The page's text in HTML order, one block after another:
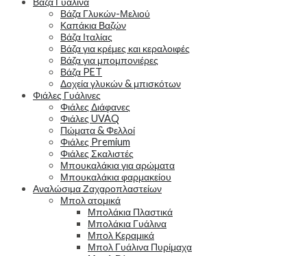
Βάζα Γλυκών-Μελιού
Καπάκια Βαζών
Βάζα Ιταλίας
Βάζα για κρέμες και κεραλοιφές
Βάζα για μπομπονιέρες
Βάζα PET
Δοχεία γλυκών & μπισκότων
Φιάλες Γυάλινες
Φιάλες Διάφανες
Φιάλες UVAQ
Πώματα & Φελλοί
Φιάλες Premium
Φιάλες Σκαλιστές
Μπουκαλάκια για αρώματα
Μπουκαλάκια φαρμακείου
Αναλώσιμα Ζαχαροπλαστείων
Μπολ ατομικά
Μπολάκια Πλαστικά
Μπολάκια Γυάλινα
Μπολ Κεραμικά
Μπολ Γυάλινα Πυρίμαχα